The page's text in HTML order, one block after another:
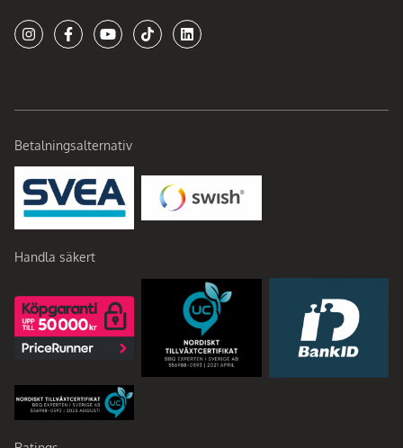
Betalningsalternativ
Handla säkert